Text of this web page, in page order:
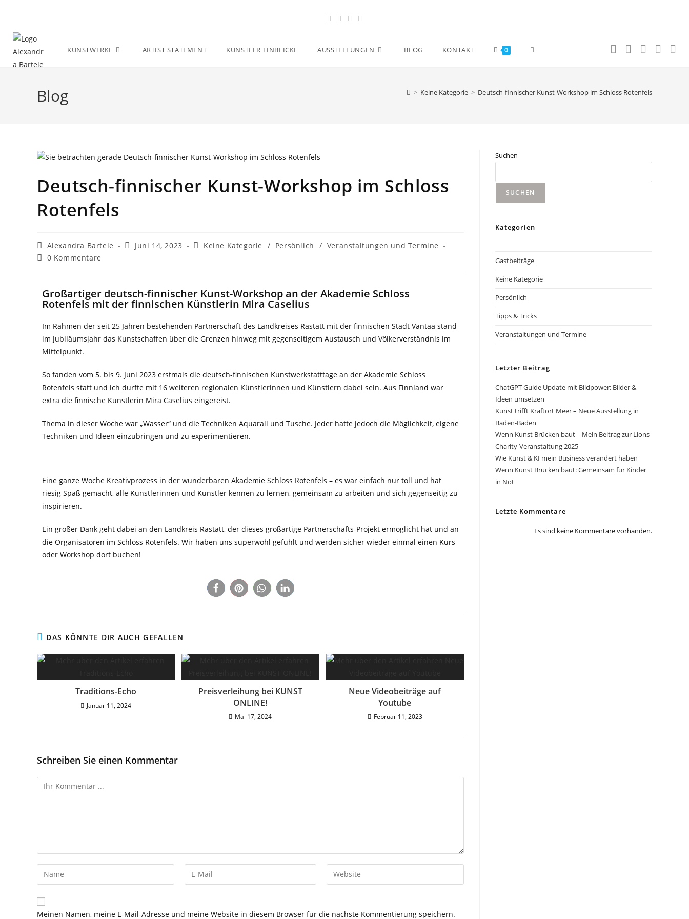
KUNSTWERKE ARTIST STATEMENT KÜNSTLER EINBLICKE AUSSTELLUNGEN BLOG KONTAKT 0
Blog > Keine Kategorie > Deutsch-finnischer Kunst-Workshop im Schloss Rotenfels
Deutsch-finnischer Kunst-Workshop im Schloss
Rotenfels
Alexandra Bartele Juni 14, 2023 Keine Kategorie / Persönlich / Veranstaltungen und Termine
0 Kommentare
Großartiger deutsch-finnischer Kunst-Workshop an der Akademie Schloss
Rotenfels mit der finnischen Künstlerin Mira Caselius
Im Rahmen der seit 25 Jahren bestehenden Partnerschaft des Landkreises Rastatt mit der finnischen Stadt Vantaa stand
im Jubiläumsjahr das Kunstschaffen über die Grenzen hinweg mit gegenseitigem Austausch und Völkerverständnis im
Mittelpunkt.
So fanden vom 5. bis 9. Juni 2023 erstmals die deutsch-finnischen Kunstwerkstatttage an der Akademie Schloss
Rotenfels statt und ich durfte mit 16 weiteren regionalen Künstlerinnen und Künstlern dabei sein. Aus Finnland war
extra die finnische Künstlerin Mira Caselius eingereist.
Thema in dieser Woche war „Wasser“ und die Techniken Aquarall und Tusche. Jeder hatte jedoch die Möglichkeit, eigene
Techniken und Ideen einzubringen und zu experimentieren.
Eine ganze Woche Kreativprozess in der wunderbaren Akademie Schloss Rotenfels – es war einfach nur toll und hat
riesig Spaß gemacht, alle Künstlerinnen und Künstler kennen zu lernen, gemeinsam zu arbeiten und sich gegenseitig zu
inspirieren.
Ein großer Dank geht dabei an den Landkreis Rastatt, der dieses großartige Partnerschafts-Projekt ermöglicht hat und an
die Organisatoren im Schloss Rotenfels. Wir haben uns superwohl gefühlt und werden sicher wieder einmal einen Kurs
oder Workshop dort buchen!
DAS KÖNNTE DIR AUCH GEFALLEN
Traditions-Echo
Januar 11, 2024
Preisverleihung bei KUNST
ONLINE!
Mai 17, 2024
Neue Videobeiträge auf
Youtube
Februar 11, 2023
Schreiben Sie einen Kommentar
Meinen Namen, meine E-Mail-Adresse und meine Website in diesem Browser für die nächste Kommentierung speichern.
Suchen
SUCHEN
Kategorien
Gastbeiträge
Keine Kategorie
Persönlich
Tipps & Tricks
Veranstaltungen und Termine
Letzter Beitrag
ChatGPT Guide Update mit Bildpower: Bilder &
Ideen umsetzen
Kunst trifft Kraftort Meer – Neue Ausstellung in
Baden-Baden
Wenn Kunst Brücken baut – Mein Beitrag zur Lions
Charity-Veranstaltung 2025
Wie Kunst & KI mein Business verändert haben
Wenn Kunst Brücken baut: Gemeinsam für Kinder
in Not
Letzte Kommentare
Es sind keine Kommentare vorhanden.